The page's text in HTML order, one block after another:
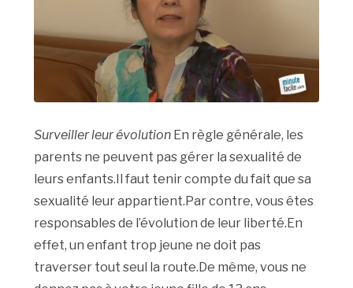
Surveiller leur évolution En règle générale, les
parents ne peuvent pas gérer la sexualité de
leurs enfants.Il faut tenir compte du fait que sa
sexualité leur appartient.Par contre, vous êtes
responsables de l’évolution de leur liberté.En
effet, un enfant trop jeune ne doit pas
traverser tout seul la route.De même, vous ne